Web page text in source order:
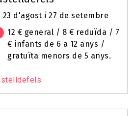
23 d'agost i 27 de setembre
12 € general / 8 € reduïda / 7
€ infants de 6 a 12 anys /
gratuïta menors de 5 anys.